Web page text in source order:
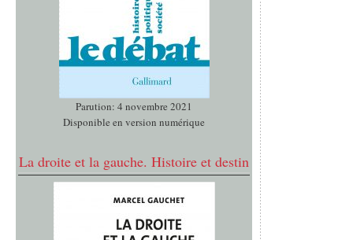
Parution: 4 novembre 2021
Disponible en version numérique
La droite et la gauche. Histoire et destin